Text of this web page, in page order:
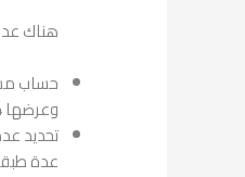
هناك
وعرضها 4 أمتار، فإن مساحة الغرفة تكون 20 مترًا مربعًا.
تحديد
عدة